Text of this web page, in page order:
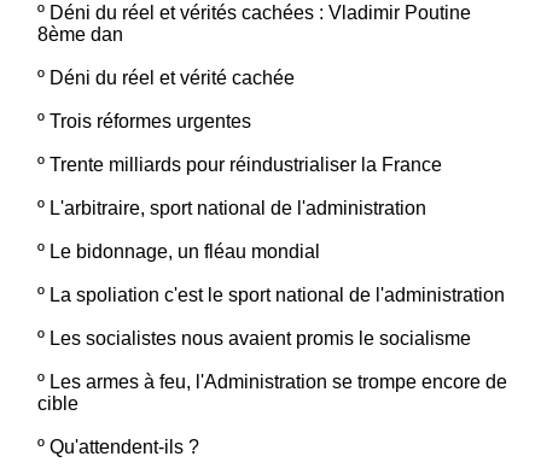
º Déni du réel et vérités cachées : Vladimir Poutine
8ème dan
º Déni du réel et vérité cachée
º Trois réformes urgentes
º Trente milliards pour réindustrialiser la France
º L'arbitraire, sport national de l'administration
º Le bidonnage, un fléau mondial
º La spoliation c'est le sport national de l'administration
º Les socialistes nous avaient promis le socialisme
º Les armes à feu, l'Administration se trompe encore de
cible
º Qu'attendent-ils ?